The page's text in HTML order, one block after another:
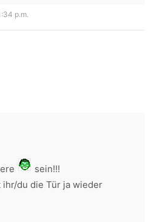
p.m.
sein!!!
du die Tür ja wieder